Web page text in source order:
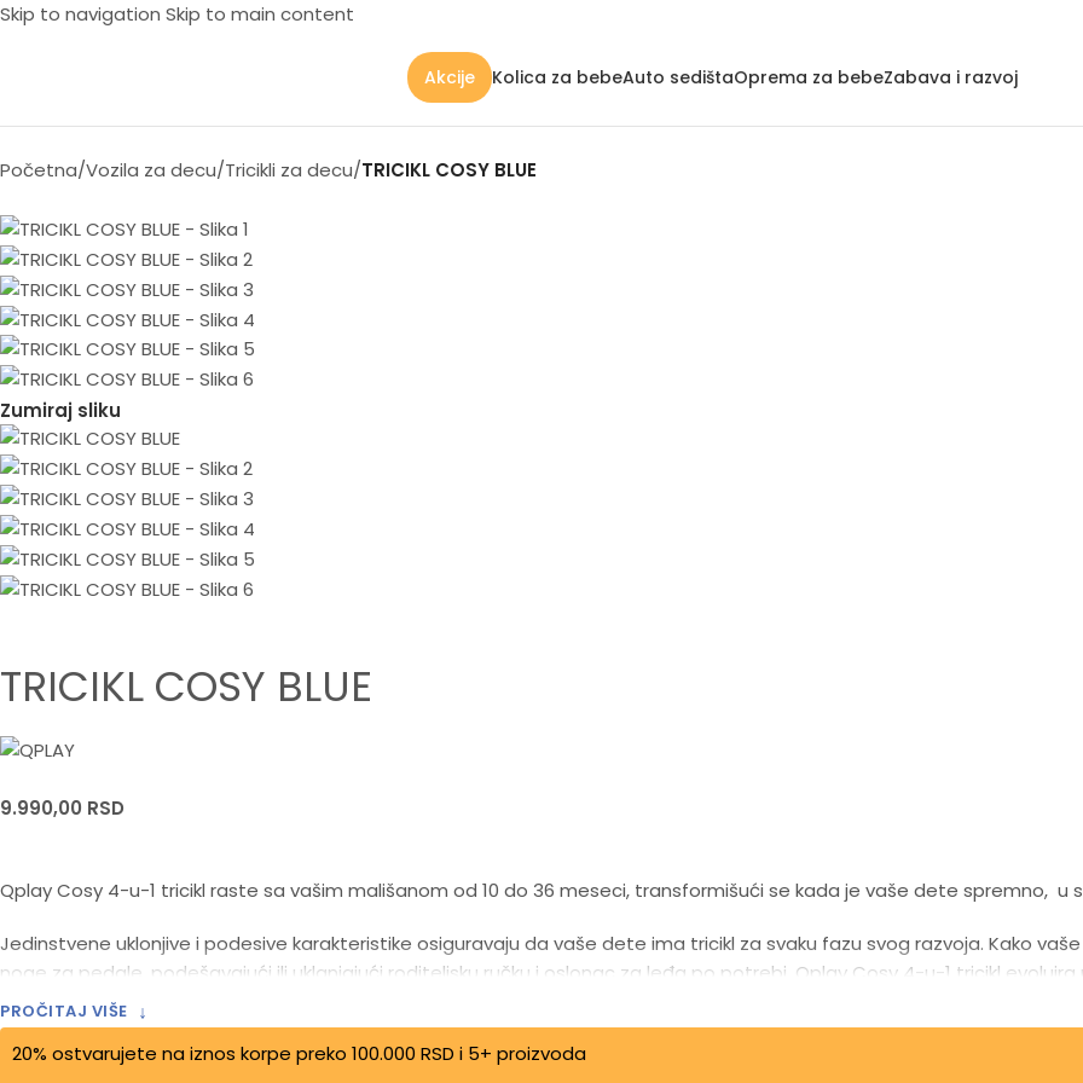
Skip to navigation Skip to main content
Akcije Kolica za bebeAuto sedištaOprema za bebeZabava i razvoj
Početna/Vozila za decu/Tricikli za decu/TRICIKL COSY BLUE
Zumiraj sliku
TRICIKL COSY BLUE
9.990,00 RSD
Qplay Cosy 4-u-1 tricikl raste sa vašim mališanom od 10 do 36 meseci, transformišući se kada je vaše dete spremno, u
Jedinstvene uklonjive i podesive karakteristike osiguravaju da vaše dete ima tricikl za svaku fazu svog razvoja. Kako
noge za pedale, podešavajući ili uklanjajući roditeljsku ručku i oslonac za leđa po potrebi. Qplay Cosy 4-u-1 tricikl
Faza 1: Sa 10 meseci beba može bezbedno da koristi oslonac za noge u režimu pod kontrolom roditelja. Imaće
podstavljenog sedišta sa visokim naslonom.
PROČITAJ VIŠE ↓
20% ostvarujete na iznos korpe preko 100.000 RSD i 5+ proizvoda